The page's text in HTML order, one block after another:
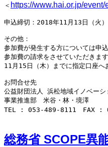
＜ https://www.hai.or.jp/event/
申込締切：2018年11月13日（火）
その他：
参加費が発生する方については申込
参加費の請求をさせていただきます
11月15日（木）までに指定口座へ
お問合せ先
公益財団法人 浜松地域イノベーシ
事業推進部　米谷・林・境澤
TEL : 053-489-8111　FAX
総務省 SCOPE異